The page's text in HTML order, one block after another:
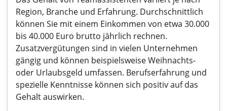
Region, Branche und Erfahrung. Durchschnittlich
können Sie mit einem Einkommen von etwa 30.000
bis 40.000 Euro brutto jährlich rechnen.
Zusatzvergütungen sind in vielen Unternehmen
gängig und können beispielsweise Weihnachts-
oder Urlaubsgeld umfassen. Berufserfahrung und
spezielle Kenntnisse können sich positiv auf das
Gehalt auswirken.